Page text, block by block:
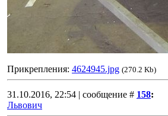
Прикрепления: 4624945.jpg (270.2 Kb)
31.10.2016, 22:54 | сообщение # 158:
Львович